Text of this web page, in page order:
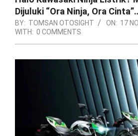
Dijuluki “Ora Ninja, Ora
BY: TOMSAN OTOSIGHT ON: 17
WITH: 0 COMMENTS